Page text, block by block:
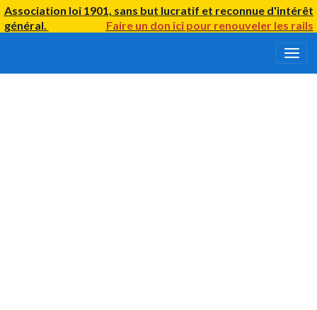
Association loi 1901, sans but lucratif et reconnue d'intérêt
général.
Faire un don icipour renouvelerles rails